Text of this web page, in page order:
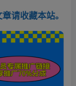
请收藏本站。